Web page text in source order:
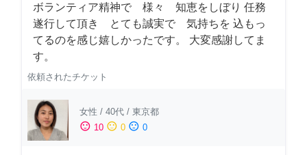
ボランティア精神で 様々 知恵をしぼり 任務
遂行して頂き とても誠実で 気持ちを 込もっ
てるのを感じ嬉しかったです。 大変感謝してま
す。
依頼されたチケット
女性 / 40代 / 東京都
sentiment_satisfied 10 sentiment_neutral 0 sentiment_dissatisfied 0